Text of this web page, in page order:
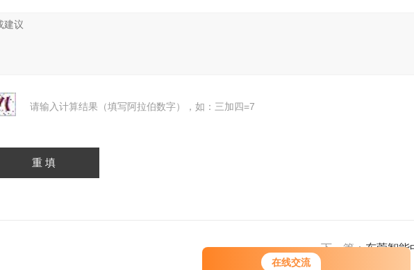
在线交流
请输入计算结果（填写阿拉伯数字），如：三加四=7
下一篇：东莞智能